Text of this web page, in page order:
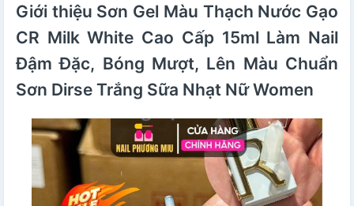
Giới thiệu Sơn Gel Màu Thạch Nước Gạo
CR Milk White Cao Cấp 15ml Làm Nail
Đậm Đặc, Bóng Mượt, Lên Màu Chuẩn
Sơn Dirse Trắng Sữa Nhạt Nữ Women